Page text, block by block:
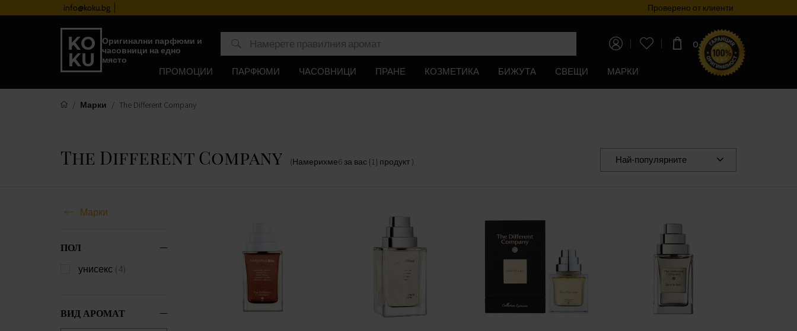
info@koku.bg Програма за лоялностПроверено от клиенти
Оригинални парфюми и
часовници на едно
място
0,00€ (0,00лв)
ПРОМОЦИИ ПАРФЮМИ ЧАСОВНИЦИ ПРАНЕ КОЗМЕТИКА БИЖУТА СВЕЩИ МАРКИ
Марки The Different Company
The Different Company (Намерихме6за вас{1} продукт ) Най-популярните
Марки
ПОЛ
унисекс (4)
ВИД АРОМАТ